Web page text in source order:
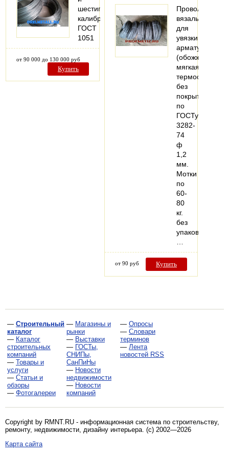
шестигранник
калиброванный
ГОСТ
1051
от 90 000 до 130 000 руб
Купить
Проволока
вязальная
для
увязки
арматуры
(обожженая,
мягкая,
без
покрытия
по
ГОСТу
3282-
74
ф
1,2
мм.
Мотки
по
60-
80
кг.
без
упаковки.
от 90 руб Купить
— Строительный
каталог
— Каталог
строительных
компаний
— Товары и
услуги
— Статьи и
обзоры
— Фотогалереи
— Магазины и
рынки
— Выставки
— ГОСТы,
СНИПы,
СанПиНы
— Новости
недвижимости
— Новости
компаний
— Опросы
— Словари
терминов
— Лента
новостей RSS
Copyright by RMNT.RU - информационная система по строительству,
ремонту, недвижимости, дизайну интерьера . (c) 2002—2026
Карта сайта